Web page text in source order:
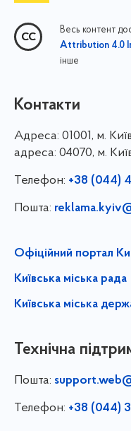
Весь контент
Attribution 4.0
інше
Контакти
Адреса: 01001, м.
адреса: 04070, м.
Телефон: +38 (044)
Пошта:
Офіційний портал
Київська міська рада
Київська міська
Технічна
Пошта:
Телефон: +38 (044)